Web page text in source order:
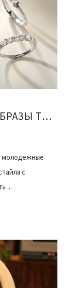
МОДНЫЕ МОЛОДЕЖНЫЕ ОБРАЗЫ ТРЕНДЫ И СТИЛЬ
молодежные
с